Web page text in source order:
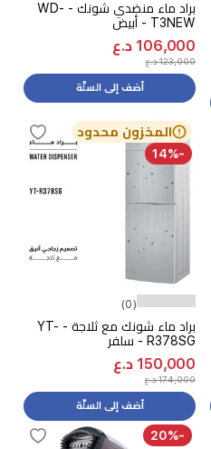
براد ماء منضدي شونك - WD-
T3NEW - أبيض
106,000 د.ع
123,000 د.ع
أضف إلى السلّة
المخزون محدود
-14%
(0)
براد ماء شونك مع ثلاجة - YT-
R378SG - سلفر
150,000 د.ع
174,000 د.ع
أضف إلى السلّة
-20%